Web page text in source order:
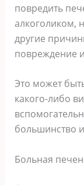
повредить
алкоголиком,
другие
повреждение
Это может
какого-либо
большинство
Больная